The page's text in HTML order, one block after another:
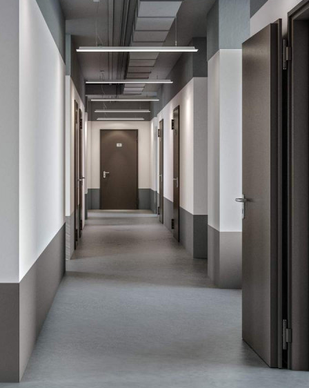
94041 - Г. ЛЮБЕРЦЫ,
ПРОЕКТИРУЕМЫЙ
ПРОЕЗД, Д.4037
Москва / Московская обл
Получить контакты Посмотреть на карте
Прямая продажа от застройщика! Кладовая номер 134К общей
площадью 3.9 кв.м. на -2-м этаже в ЖК «1-й Лермонтовский».
Рассрочка на паркинг в строящемся объекте: : ГК ФСК
одновременном приобретении квартиры с машино-местом. В
корп. 5.2 в ЖК «1-й Лермонтовский» д...
Характеристики
О помещении
Где находится
Контакты
Другие объявления
Характеристики помещения
№ объявления
Дата размещения
09.05.2024
Город
Люберцы